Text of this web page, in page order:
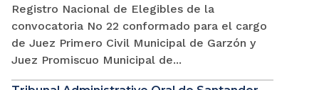
Registro Nacional de Elegibles de la
convocatoria No 22 conformado para el cargo
de Juez Primero Civil Municipal de Garzón y
Juez Promiscuo Municipal de...